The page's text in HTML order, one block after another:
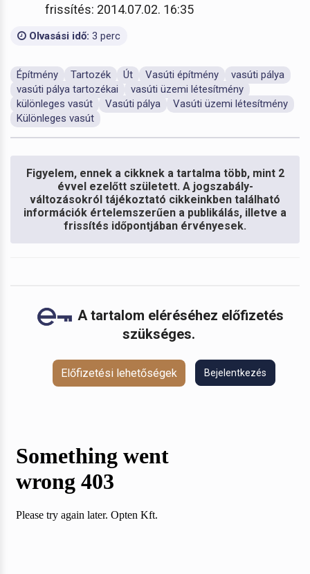
frissítés: 2014.07.02. 16:35
Olvasási idő: 3 perc
Építmény Tartozék Út Vasúti építmény
vasúti pálya
vasúti pálya tartozékai
vasúti üzemi létesítmény
különleges vasút
Vasúti pálya
Vasúti üzemi létesítmény
Különleges vasút
Figyelem, ennek a cikknek a tartalma több, mint 2
évvel ezelőtt született. A jogszabály-
változásokról tájékoztató cikkeinkben található
információk értelemszerűen a publikálás, illetve a
frissítés időpontjában érvényesek.
A tartalom eléréséhez előfizetés
szükséges.
Előfizetési lehetőségek Bejelentkezés